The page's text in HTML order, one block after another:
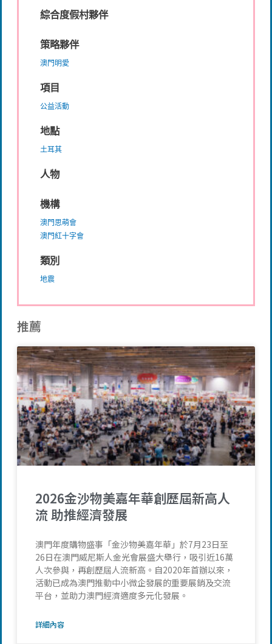
綜合度假村夥伴
策略夥伴
澳門明愛
項目
公益活動
地點
土耳其
人物
機構
澳門思萌會
澳門紅十字會
類別
地震
推薦
2026金沙物美嘉年華創歷屆新高人
流 助推經濟發展
澳門年度購物盛事「金沙物美嘉年華」於7月23日至
26日在澳門威尼斯人金光會展盛大舉行，吸引近16萬
人次參與，再創歷屆人流新高。自2020年首辦以來，
活動已成為澳門推動中小微企發展的重要展銷及交流
平台，並助力澳門經濟適度多元化發展。
詳細內容